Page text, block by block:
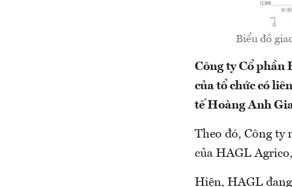
Biểu đồ
Công ty Cổ phần
của tổ chức có
tế Hoàng Anh
Theo đó, Công ty
của HAGL
Hiện, HAGL